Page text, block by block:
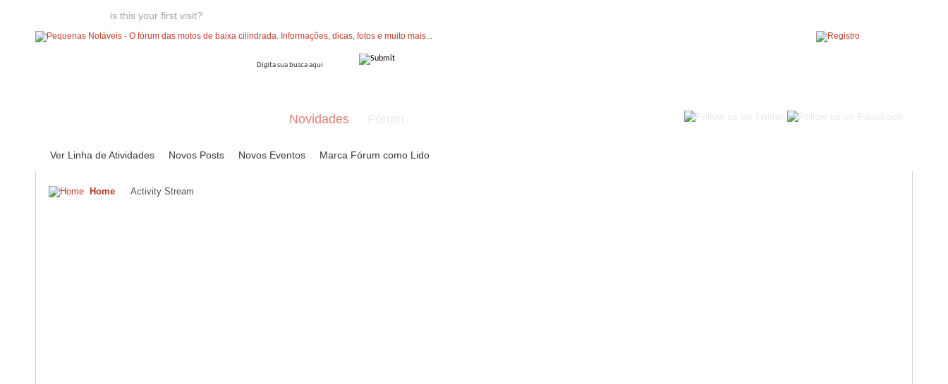
is this your first visit?
Novidades
Ver Linha de Atividades Novos Posts Novos Eventos Marca Fórum como Lido
Home Activity Stream